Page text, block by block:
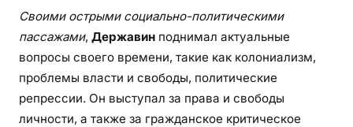
Своими острыми социально-политическими
пассажами, Державин поднимал актуальные
вопросы своего времени, такие как колониализм,
проблемы власти и свободы, политические
репрессии. Он выступал за права и свободы
личности, а также за гражданское критическое